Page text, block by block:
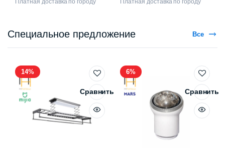
Специальное предложение Все
14%
Сравнить
6%
Сравнить